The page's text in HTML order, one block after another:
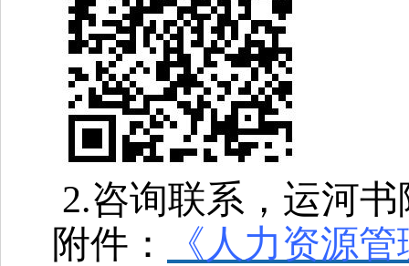
2.咨询联系， 运河书
附件：
《人力资源